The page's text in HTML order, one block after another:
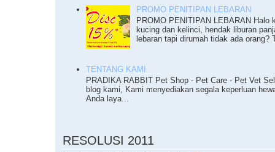
PROMO PENITIPAN LEBARAN
PROMO PENITIPAN LEBARAN Halo
kucing dan kelinci, hendak liburan
lebaran tapi dirumah tidak ada orang?
TENTANG KAMI
PRADIKA RABBIT Pet Shop - Pet Care - Pet Vet
blog kami, Kami menyediakan segala keperluan
Anda laya...
RESOLUSI 2011